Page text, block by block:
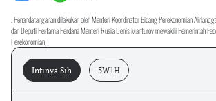
. Penandatanganan dilakukan oleh Menteri Koordinator Bidang Perekonomian
dan Deputi Pertama Perdana Menteri Rusia Denis Manturov mewakili Pemerintah
Perekonomian)
Intinya Sih 5W1H